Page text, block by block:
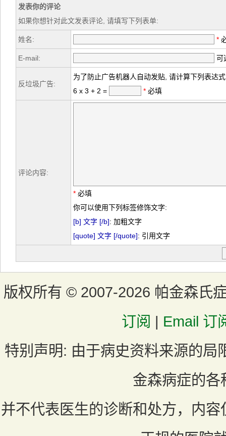
发表你的评论
如果你想针对此文发表评论, 请填写下列表单:
姓名: *
E-mail: 可
反垃圾广告:
为了防止广告机器人自动发贴, 请计算下列表达
6 x 3 + 2 =
*必填
评论内容:
*必填
你可以使用下列标签修饰文字:
[b] 文字 [/b]: 加粗文字
[quote] 文字 [/quote]: 引用文字
版权所有 © 2007-2026 帕金森氏
订阅 | Email 订
特别声明: 由于病史资料来源的局
金森病症的各
并不代表医生的诊断和处方，内